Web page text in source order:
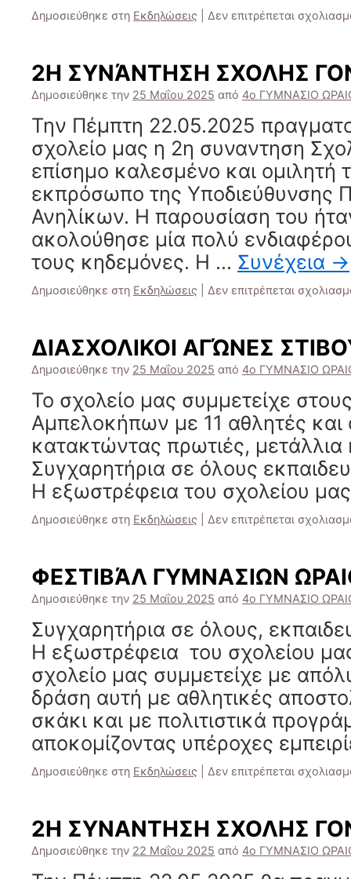
Δημοσιεύθηκε στη Εκδηλώσεις Δεν επιτρέπεται
2Η ΣΥΝΆΝΤΗΣΗ ΣΧΟΛΗΣ
Δημοσιεύθηκε την 25 Μαΐου 2025 από 4ο ΓΥΜΝΑΣΙΟ
Την Πέμπτη 22.05.2025
σχολείο μας η 2η συναντηση
επίσημο καλεσμένο και ομιλητή
εκπρόσωπο της Υποδιεύθυνσης
Ανηλίκων. Η παρουσίαση του
ακολούθησε μία πολύ
τους κηδεμόνες. Η … Συνέχεια →
Δημοσιεύθηκε στη Εκδηλώσεις Δεν επιτρέπεται
ΔΙΑΣΧΟΛΙΚΟΙ ΑΓΏΝΕΣ
Δημοσιεύθηκε την 25 Μαΐου 2025 από 4ο ΓΥΜΝΑΣΙΟ
Το σχολείο μας συμμετείχε
Αμπελοκήπων με 11 αθλητές και
κατακτώντας πρωτιές, μετάλλια
Συγχαρητήρια σε όλους
Η εξωστρέφεια του σχολείου
Δημοσιεύθηκε στη Εκδηλώσεις Δεν επιτρέπεται
ΦΕΣΤΙΒΆΛ ΓΥΜΝΑΣΙΩΝ
Δημοσιεύθηκε την 25 Μαΐου 2025 από 4ο ΓΥΜΝΑΣΙΟ
Συγχαρητήρια σε όλους,
Η εξωστρέφεια του σχολείου
σχολείο μας συμμετείχε με
δράση αυτή με αθλητικές
σκάκι και με πολιτιστικά
αποκομίζοντας υπέροχες
Δημοσιεύθηκε στη Εκδηλώσεις Δεν επιτρέπεται
2Η ΣΥΝΑΝΤΗΣΗ ΣΧΟΛΗΣ
Δημοσιεύθηκε την 22 Μαΐου 2025 από 4ο ΓΥΜΝΑΣΙΟ